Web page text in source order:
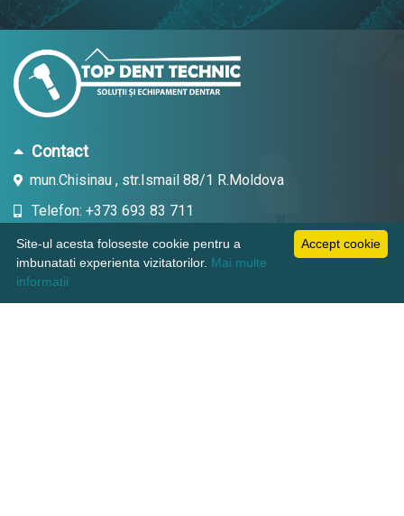
Contact
mun.Chisinau , str.Ismail 88/1 R.Moldova
Telefon: +373 693 83 711
Email: topdent.technic@gmail.com
Accept cookie
Site-ul acesta foloseste cookie pentru a
imbunatati experienta vizitatorilor. Mai multe
informatii